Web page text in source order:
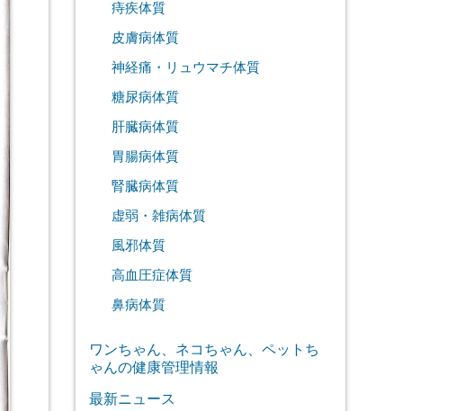
痔疾体質
皮膚病体質
神経痛・リュウマチ体質
糖尿病体質
肝臓病体質
胃腸病体質
腎臓病体質
虚弱・雑病体質
風邪体質
高血圧症体質
鼻病体質
ワンちゃん、ネコちゃん、ペットち
ゃんの健康管理情報
最新ニュース